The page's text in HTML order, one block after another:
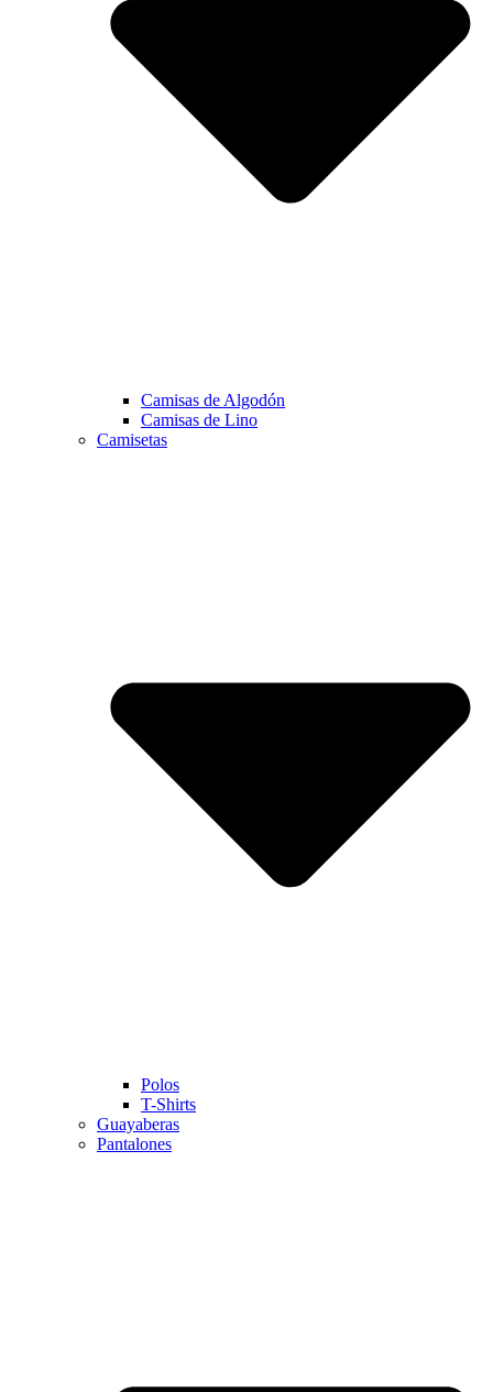
Camisas de Algodón
Camisas de Lino
Camisetas
Polos
T-Shirts
Guayaberas
Pantalones